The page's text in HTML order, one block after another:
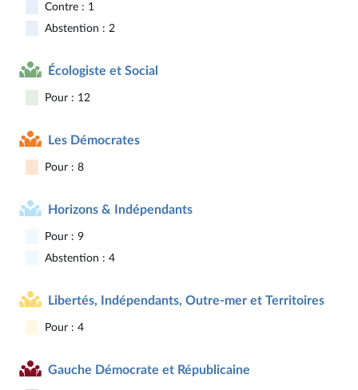
Contre : 1
Abstention : 2
Écologiste et Social
Pour : 12
Les Démocrates
Pour : 8
Horizons & Indépendants
Pour : 9
Abstention : 4
Libertés, Indépendants, Outre-mer et Territoires
Pour : 4
Gauche Démocrate et Républicaine